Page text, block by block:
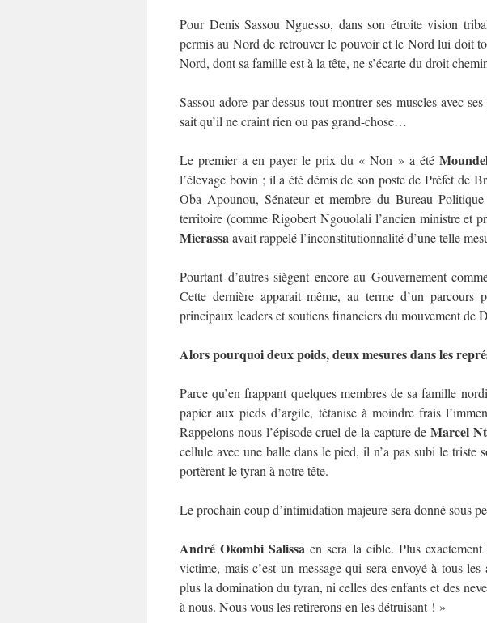
Pour Denis Sassou Nguesso, dans son étroite vision
permis au Nord de retrouver le pouvoir et le Nord lui doit
Nord, dont sa famille est à la tête, ne s’écarte du droit
Sassou adore par-dessus tout montrer ses muscles avec
sait qu’il ne craint rien ou pas grand-chose…
Le premier a en payer le prix du « Non » a été
l’élevage bovin ; il a été démis de son poste de Préfet de
Oba Apounou, Sénateur et membre du Bureau
territoire (comme Rigobert Ngouolali l’ancien ministre et
Mierassaavait rappelé l’inconstitutionnalité d’une telle
Pourtant d’autres siègent encore au Gouvernement
Cette dernière apparait même, au terme d’un parcours
principaux leaders et soutiens financiers du mouvement de
Alors pourquoi deux poids, deux mesures dans les
Parce qu’en frappant quelques membres de sa famille
papier aux pieds d’argile, tétanise à moindre frais
Rappelons-nous l’épisode cruel de la capture de Marcel
cellule avec une balle dans le pied, il n’a pas subi le triste
portèrent le tyran à notre tête.
Le prochain coup d’intimidation majeure sera donné sous
André Okombi Salissa en sera la cible. Plus
victime, mais c’est un message qui sera envoyé à tous
plus la domination du tyran, ni celles des enfants et des
à nous. Nous vous les retirerons en les détruisant ! »